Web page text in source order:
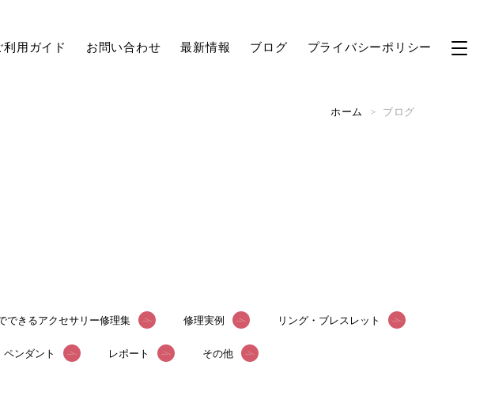
利用ガイド お問い合わせ 最新情報 ブログ プライバシーポリシー
ホーム > ブログ
できるアクセサリー修理集 修理実例 リング・ブレスレット
ペンダント レポート その他